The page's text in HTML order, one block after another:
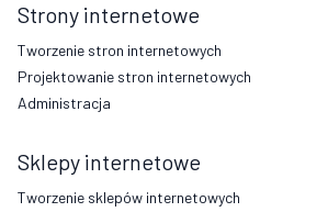
Strony internetowe
Tworzenie stron internetowych
Projektowanie stron internetowych
Administracja
Sklepy internetowe
Tworzenie sklepów internetowych